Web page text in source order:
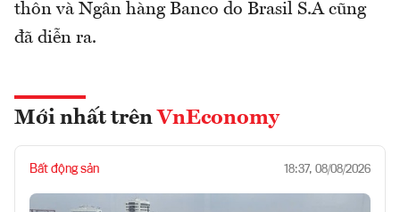
thôn và Ngân hàng Banco do Brasil S.A cũng
đã diễn ra.
Mới nhất trên VnEconomy
Bất động sản 18:37, 08/08/2026